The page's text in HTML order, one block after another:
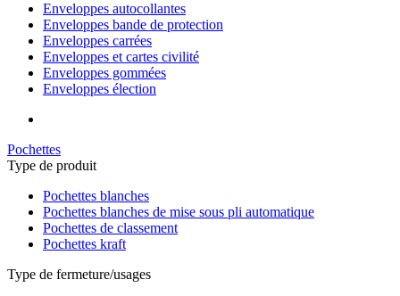
Enveloppes autocollantes
Enveloppes bande de protection
Enveloppes carrées
Enveloppes et cartes civilité
Enveloppes gommées
Enveloppes élection
Pochettes
Type de produit
Pochettes blanches
Pochettes blanches de mise sous pli automatique
Pochettes de classement
Pochettes kraft
Type de fermeture/usages